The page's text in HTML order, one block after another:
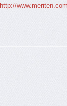
http://